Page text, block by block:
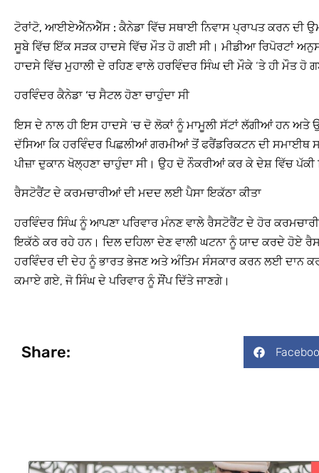
ਟੋਰਾਂਟੋ, ਆਈਏਐੱਨਐੱਸ : ਕੈਨੇਡਾ ਵਿੱਚ ਸਥਾਈ ਨਿਵਾਸ ਪ੍ਰਾਪਤ ਕਰਨ ਦੀ
ਸੂਬੇ ਵਿੱਚ ਇੱਕ ਸੜਕ ਹਾਦਸੇ ਵਿੱਚ ਮੌਤ ਹੋ ਗਈ ਸੀ। ਮੀਡੀਆ ਰਿਪੋਰਟਾਂ
ਹਾਦਸੇ ਵਿੱਚ ਮੁਹਾਲੀ ਦੇ ਰਹਿਣ ਵਾਲੇ ਹਰਵਿੰਦਰ ਸਿੰਘ ਦੀ ਮੌਕੇ ‘ਤੇ ਹੀ ਮੌਤ ਹੋ
ਹਰਵਿੰਦਰ ਕੈਨੇਡਾ ‘ਚ ਸੈਟਲ ਹੋਣਾ ਚਾਹੁੰਦਾ ਸੀ
ਇਸ ਦੇ ਨਾਲ ਹੀ ਇਸ ਹਾਦਸੇ ‘ਚ ਦੋ ਲੋਕਾਂ ਨੂੰ ਮਾਮੂਲੀ ਸੱਟਾਂ ਲੱਗੀਆਂ ਹਨ
ਦੱਸਿਆ ਕਿ ਹਰਵਿੰਦਰ ਪਿਛਲੀਆਂ ਗਰਮੀਆਂ ਤੋਂ ਫਰੈਂਡਰਿਕਟਨ ਦੀ ਸਮਾਈਥ
ਪੀਜ਼ਾ ਦੁਕਾਨ ਖੋਲ੍ਹਣਾ ਚਾਹੁੰਦਾ ਸੀ। ਉਹ ਦੋ ਨੌਕਰੀਆਂ ਕਰ ਕੇ ਦੇਸ਼ ਵਿੱਚ
ਰੈਸਟੋਰੈਂਟ ਦੇ ਕਰਮਚਾਰੀਆਂ ਦੀ ਮਦਦ ਲਈ ਪੈਸਾ ਇਕੱਠਾ ਕੀਤਾ
ਹਰਵਿੰਦਰ ਸਿੰਘ ਨੂੰ ਆਪਣਾ ਪਰਿਵਾਰ ਮੰਨਣ ਵਾਲੇ ਰੈਸਟੋਰੈਂਟ ਦੇ ਹੋਰ
ਇਕੱਠੇ ਕਰ ਰਹੇ ਹਨ। ਦਿਲ ਦਹਿਲਾ ਦੇਣ ਵਾਲੀ ਘਟਨਾ ਨੂੰ ਯਾਦ ਕਰਦੇ ਹੋਏ
ਹਰਵਿੰਦਰ ਦੀ ਦੇਹ ਨੂੰ ਭਾਰਤ ਭੇਜਣ ਅਤੇ ਅੰਤਿਮ ਸੰਸਕਾਰ ਕਰਨ ਲਈ ਦਾਨ
ਕਮਾਏ ਗਏ, ਜੋ ਸਿੰਘ ਦੇ ਪਰਿਵਾਰ ਨੂੰ ਸੌਂਪ ਦਿੱਤੇ ਜਾਣਗੇ।
Share: